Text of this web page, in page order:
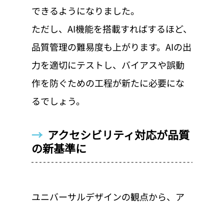
できるようになりました。
ただし、AI機能を搭載すればするほど、
品質管理の難易度も上がります。AIの出
力を適切にテストし、バイアスや誤動
作を防ぐための工程が新たに必要にな
るでしょう。
→ アクセシビリティ対応が品質
の新基準に
ユニバーサルデザインの観点から、ア